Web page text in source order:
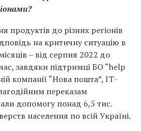
продуктів до різних регіонів
на критичну ситуацію в
– від серпня 2022 до
завдяки підтримці БО “help
компанії “Нова пошта”, ІТ-
переказам
допомогу понад 6,5 тис.
населення по всій Україні.